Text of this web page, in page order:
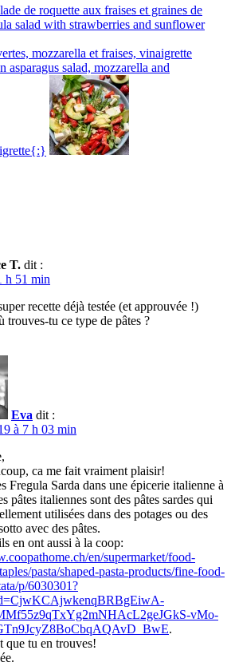
de roquette aux fraises et graines de
salad with strawberries and sunflower
mozzarella et fraises, vinaigrette
salad, mozzarella and
T. dit :
h 51 min
recette déjà testée (et approuvée !)
trouves-tu ce type de pâtes ?
Eva dit :
à 7 h 03 min
ca me fait vraiment plaisir!
Fregula Sarda dans une épicerie italienne à
pâtes italiennes sont des pâtes sardes qui
utilisées dans des potages ou des
avec des pâtes.
en ont aussi à la coop:
en/supermarket/food-
pasta/shaped-pasta-products/fine-food-
p/6030301?
vMo-
.
que tu en trouves!